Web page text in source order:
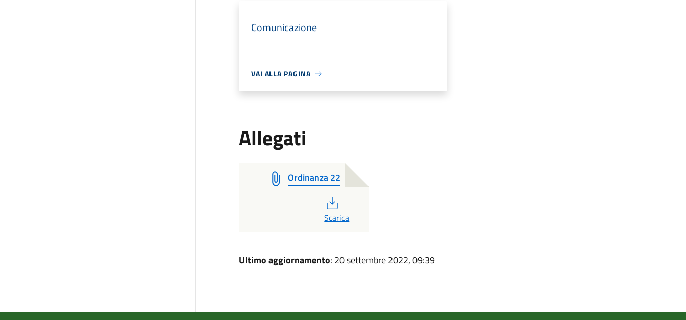
Comunicazione
VAI ALLA PAGINA
Allegati
Ordinanza 22
PDF
Scarica
Ultimo aggiornamento: 20 settembre 2022, 09:39